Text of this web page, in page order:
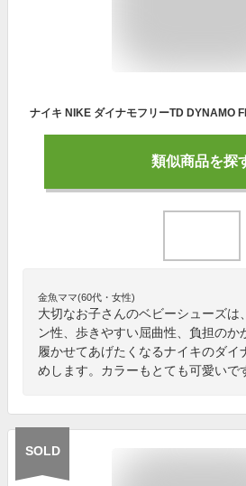
類似商品を探
金魚ママ(60代・女性)
大切なお子さんのベビーシューズは
ン性、歩きやすい屈曲性、負担のか
履かせてあげたくなるナイキのダイ
めします。カラーもとても可愛いで
SOLD